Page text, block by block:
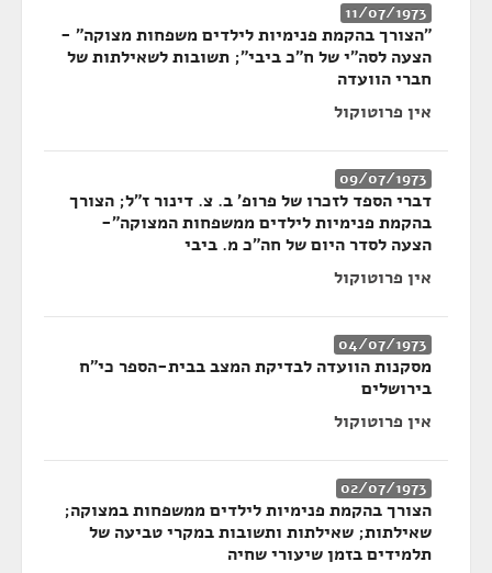
11/07/1973
"הצורך בהקמת פנימיות לילדים משפחות מצוקה" -
הצעה לסה"י של ח"כ ביבי"; תשובות לשאילתות של
חברי הוועדה
אין פרוטוקול
09/07/1973
דברי הספד לזכרו של פרופ' ב. צ. דינור ז"ל; הצורך
בהקמת פנימיות לילדים ממשפחות המצוקה"-
הצעה לסדר היום של חה"כ מ. ביבי
אין פרוטוקול
04/07/1973
מסקנות הוועדה לבדיקת המצב בבית-הספר כי"ח
בירושלים
אין פרוטוקול
02/07/1973
הצורך בהקמת פנימיות לילדים ממשפחות במצוקה;
שאילתות; שאילתות ותשובות במקרי טביעה של
תלמידים בזמן שיעורי שחיה